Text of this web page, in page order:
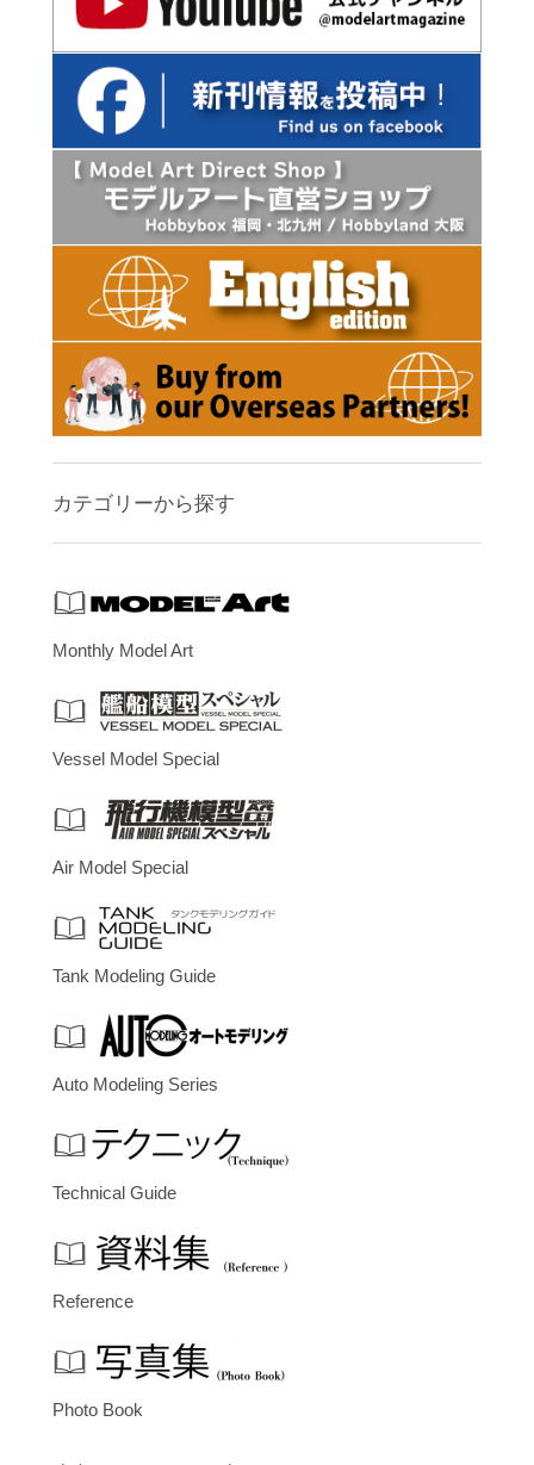
カテゴリーから探す
Monthly Model Art
Vessel Model Special
Air Model Special
Tank Modeling Guide
Auto Modeling Series
Technical Guide
Reference
Photo Book